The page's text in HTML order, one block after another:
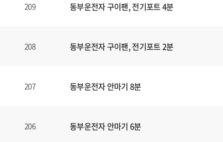
209 동부운전자 구이팬, 전기포트 4분
208 동부운전자 구이팬, 전기포트 2분
207 동부운전자 안마기 8분
206 동부운전자 안마기 6분